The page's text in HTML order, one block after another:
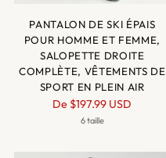
PANTALON DE SKI ÉPAIS
POUR HOMME ET FEMME,
SALOPETTE DROITE
COMPLÈTE, VÊTEMENTS DE
SPORT EN PLEIN AIR
Prix
normal
De $197.99 USD
6 taille